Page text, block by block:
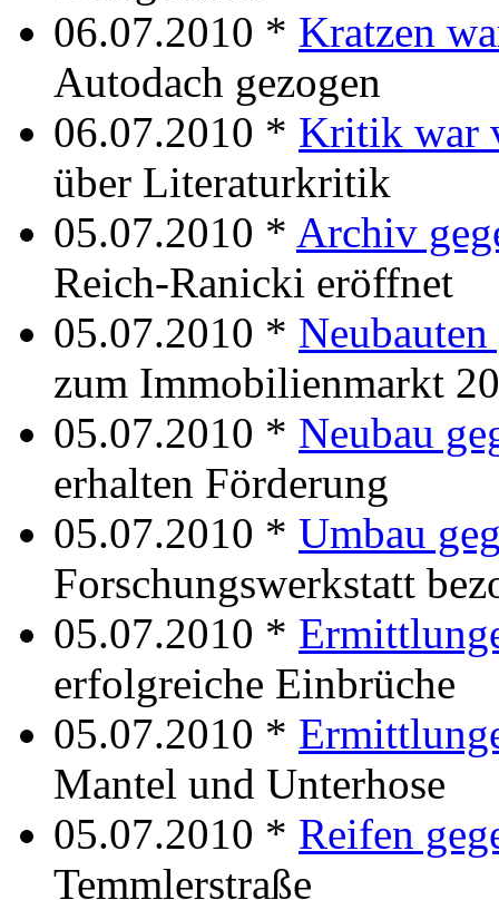
06.07.2010 * Kratzen
Autodach gezogen
06.07.2010 * Kritik war
über Literaturkritik
05.07.2010 * Archiv
Reich-Ranicki eröffnet
05.07.2010 *
zum Immobilienmarkt
05.07.2010 * Neubau
erhalten Förderung
05.07.2010 * Umbau
Forschungswerkstatt
05.07.2010 *
erfolgreiche Einbrüche
05.07.2010 *
Mantel und Unterhose
05.07.2010 * Reifen
Temmlerstraße